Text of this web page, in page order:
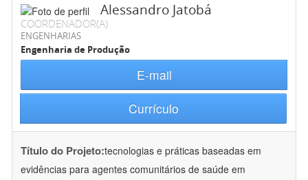
Alessandro Jatobá
COORDENADOR(A)
ENGENHARIAS
Engenharia de Produção
E-mail
Currículo
Título do Projeto:tecnologias e práticas baseadas em
evidências para agentes comunitários de saúde em